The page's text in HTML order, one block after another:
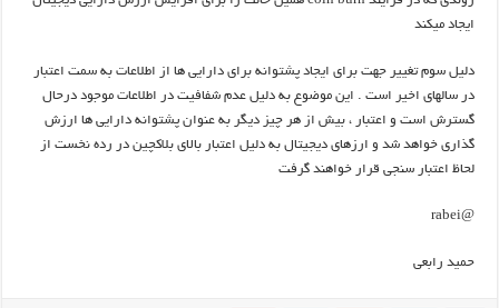
ایجاد میکند
دلیل سوم تغییر جهت برای ایجاد پشتوانه برای دارایی ها از اطلاعات به سمت اعتبار
در سالهای اخیر است . این موضوع به دلیل عدم شفافیت در اطلاعات موجود درحال
گسترش است و اعتبار ، بیش از هر چیز دیگر به عنوان پشتوانه دارایی ها ارزش
گذاری خواهد شد و ارزهای دیجیتال به دلیل اعتبار بالای بلاکچین در رده نخست از
لحاظ اعتبار سنجی قرار خواهند گرفت
@rabei
حمید رابعی